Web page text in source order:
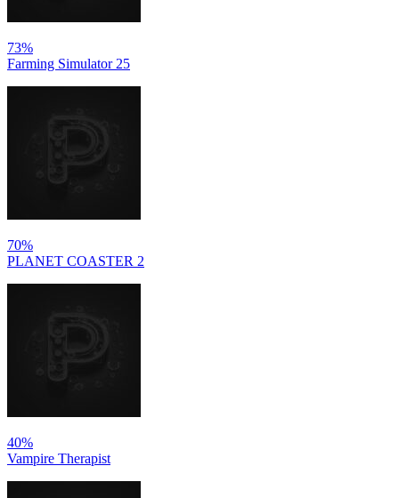
73%
Farming Simulator 25
70%
PLANET COASTER 2
40%
Vampire Therapist